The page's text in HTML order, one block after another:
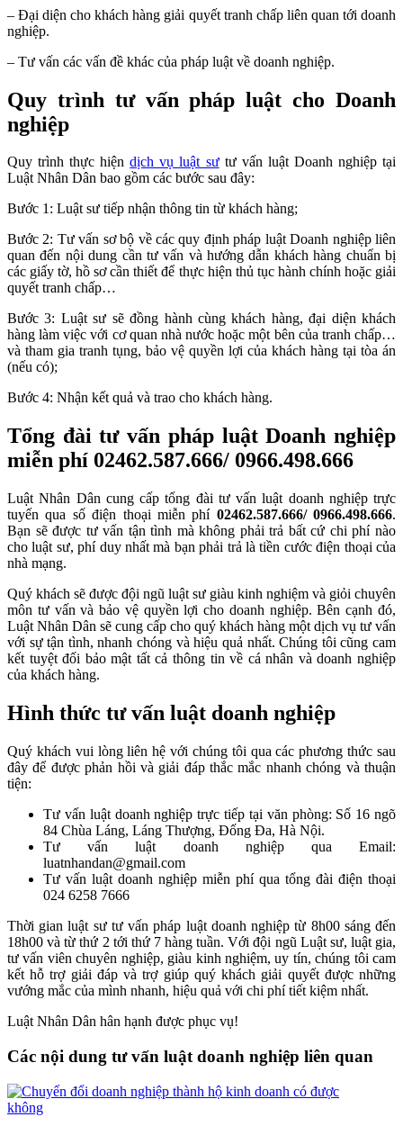
– Đại diện cho khách hàng giải quyết tranh chấp liên quan tới doanh
nghiệp.
– Tư vấn các vấn đề khác của pháp luật về doanh nghiệp.
Quy trình tư vấn pháp luật cho Doanh
nghiệp
Quy trình thực hiệndịch vụ luật sưtư vấn luật Doanh nghiệp tại
Luật Nhân Dân bao gồm các bước sau đây:
Bước 1: Luật sư tiếp nhận thông tin từ khách hàng;
Bước 2: Tư vấn sơ bộ về các quy định pháp luật Doanh nghiệp liên
quan đến nội dung cần tư vấn và hướng dẫn khách hàng chuẩn bị
các giấy tờ, hồ sơ cần thiết để thực hiện thủ tục hành chính hoặc giải
quyết tranh chấp…
Bước 3: Luật sư sẽ đồng hành cùng khách hàng, đại diện khách
hàng làm việc với cơ quan nhà nước hoặc một bên của tranh chấp…
và tham gia tranh tụng, bảo vệ quyền lợi của khách hàng tại tòa án
(nếu có);
Bước 4: Nhận kết quả và trao cho khách hàng.
Tổng đài tư vấn pháp luật Doanh nghiệp
miễn phí 02462.587.666/ 0966.498.666
Luật Nhân Dân cung cấp tổng đài tư vấn luật doanh nghiệp trực
tuyến qua số điện thoại miễn phí 02462.587.666/ 0966.498.666.
Bạn sẽ được tư vấn tận tình mà không phải trả bất cứ chi phí nào
cho luật sư, phí duy nhất mà bạn phải trả là tiền cước điện thoại của
nhà mạng.
Quý khách sẽ được đội ngũ luật sư giàu kinh nghiệm và giỏi chuyên
môn tư vấn và bảo vệ quyền lợi cho doanh nghiệp. Bên cạnh đó,
Luật Nhân Dân sẽ cung cấp cho quý khách hàng một dịch vụ tư vấn
với sự tận tình, nhanh chóng và hiệu quả nhất. Chúng tôi cũng cam
kết tuyệt đối bảo mật tất cả thông tin về cá nhân và doanh nghiệp
của khách hàng.
Hình thức tư vấn luật doanh nghiệp
Quý khách vui lòng liên hệ với chúng tôi qua các phương thức sau
đây để được phản hồi và giải đáp thắc mắc nhanh chóng và thuận
tiện:
Tư vấn luật doanh nghiệp trực tiếp tại văn phòng: Số 16 ngõ
84 Chùa Láng, Láng Thượng, Đống Đa, Hà Nội.
Tư vấn luật doanh nghiệp qua Email:
luatnhandan@gmail.com
Tư vấn luật doanh nghiệp miễn phí qua tổng đài điện thoại
024 6258 7666
Thời gian luật sư tư vấn pháp luật doanh nghiệp từ 8h00 sáng đến
18h00 và từ thứ 2 tới thứ 7 hàng tuần. Với đội ngũ Luật sư, luật gia,
tư vấn viên chuyên nghiệp, giàu kinh nghiệm, uy tín, chúng tôi cam
kết hỗ trợ giải đáp và trợ giúp quý khách giải quyết được những
vướng mắc của mình nhanh, hiệu quả với chi phí tiết kiệm nhất.
Luật Nhân Dân hân hạnh được phục vụ!
Các nội dung tư vấn luật doanh nghiệp liên quan